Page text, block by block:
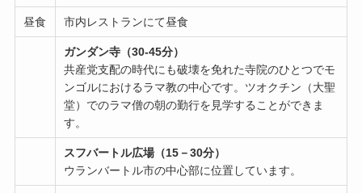
昼食 市内レストランにて昼食
ガンダン寺（30-45分）
共産党支配の時代にも破壊を免れた寺院のひとつでモ
ンゴルにおけるラマ教の中心です。ツオクチン（大聖
堂）でのラマ僧の朝の勤行を見学することができま
す。
スフバートル広場（15－30分）
ウランバートル市の中心部に位置しています。